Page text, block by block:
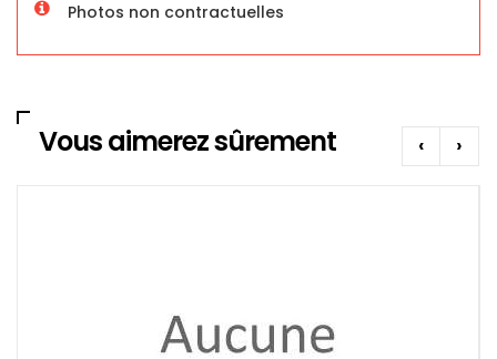
Photos non contractuelles
Vous aimerez sûrement ‹ ›